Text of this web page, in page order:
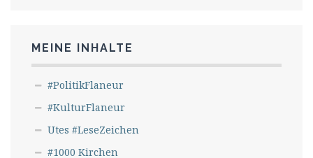
MEINE INHALTE
#PolitikFlaneur
#KulturFlaneur
Utes #LeseZeichen
#1000 Kirchen